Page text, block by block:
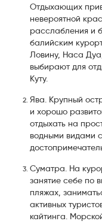
Отдыхающих
невероятной
расслабления и
балийским
Ловину, Наса
выбирают для
Куту.
Ява. Крупный
и хорошо
отдыхать на
водными видами
Суматра. На
занятие себе по
пляжах,
активных
кайтинга.